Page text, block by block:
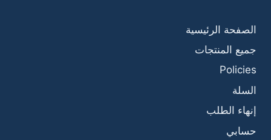
الصفحة الرئيسية
جميع المنتجات
Policies
السلة
إنهاء الطلب
حسابي